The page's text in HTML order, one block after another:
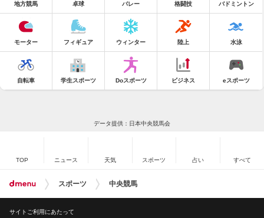
地方競馬 卓球 バレー 格闘技 バドミントン
モーター フィギュア ウィンター 陸上 水泳
自転車 学生スポーツ Doスポーツ ビジネス eスポーツ
データ提供：日本中央競馬会
TOP ニュース 天気 スポーツ 占い すべて
スポーツ 中央競馬
サイトご利用にあたって